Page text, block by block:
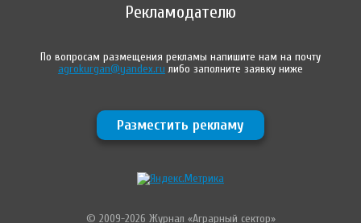
Рекламодателю
По вопросам размещения рекламы напишите нам на почту
agrokurgan@yandex.ru либо заполните заявку ниже
Разместить рекламу
© 2009-2026 Журнал «Аграрный сектор»